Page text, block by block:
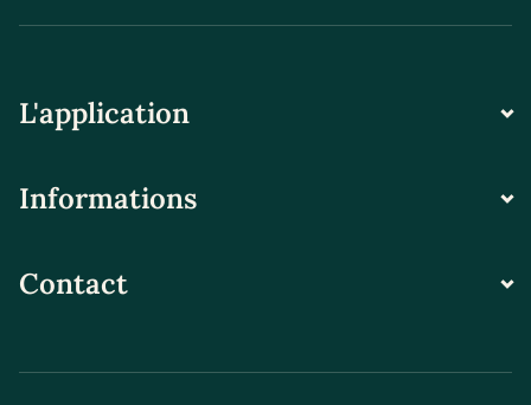
L'application
Informations
Contact